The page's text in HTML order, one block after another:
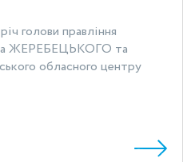
голови правління
ЖЕРЕБЕЦЬКОГО та
обласного центру